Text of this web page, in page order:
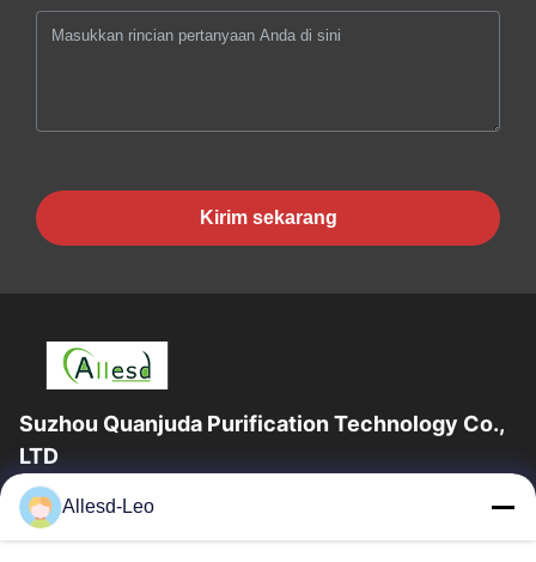
Kirim sekarang
Suzhou Quanjuda Purification Technology Co.,
LTD
Pengalaman 16 tahun, Sebagai produsen dan pengekspor
produk ESD & Cleanroom terkemuka, kami menawarkan jajaran
Allesd-Leo